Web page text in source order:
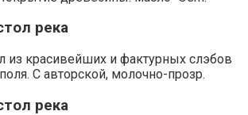
река
из красивейших и фактурных слэбов
С авторской, молочно-прозр.
река